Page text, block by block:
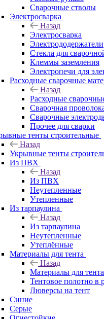
Сварочные стволы
Электросварка
Назад
Электросварка
Электрододержатели
Стекла для
Клеммы заземления
Электропечи для
Расходные сварочные
Назад
Расходные
Сварочная
Сварочные
Прочее для сварки
тенты строительные
Назад
Укрывные тенты
Из ПВХ
Назад
Из ПВХ
Неутепленные
Утепленные
Из тарпаулина
Назад
Из тарпаулина
Неутепленные
Утеплённые
Материалы для тента
Назад
Материалы для тента
Тентовое полотно в
Люверсы на тент
Синие
Серые